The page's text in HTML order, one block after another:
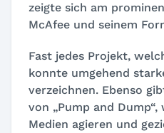
zeigte sich am
McAfee und seinem
Fast jedes Projekt,
konnte umgehend
verzeichnen. Ebenso
von „Pump and
Medien agieren und